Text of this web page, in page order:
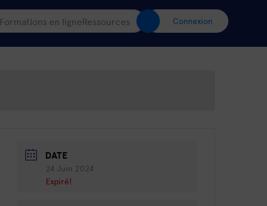
Formations en ligneRessources Connexion
DATE
24 Juin 2024
Expiré!